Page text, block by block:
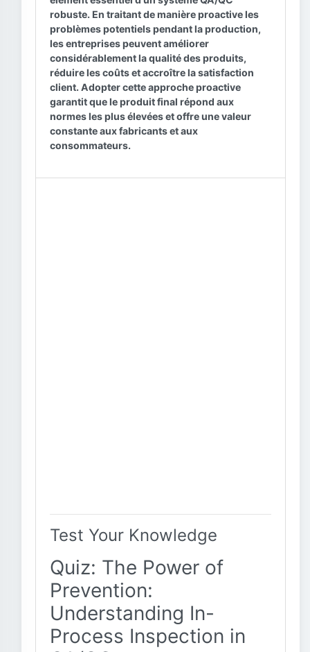
robuste. En traitant de manière proactive les
problèmes potentiels pendant la production,
les entreprises peuvent améliorer
considérablement la qualité des produits,
réduire les coûts et accroître la satisfaction
client. Adopter cette approche proactive
garantit que le produit final répond aux
normes les plus élevées et offre une valeur
constante aux fabricants et aux
consommateurs.
Test Your Knowledge
Quiz: The Power of
Prevention:
Understanding In-
Process Inspection in